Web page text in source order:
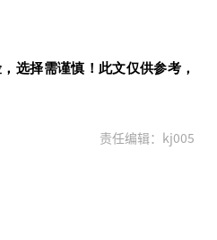
选择需谨慎！此文仅供参考，
责任编辑：kj005